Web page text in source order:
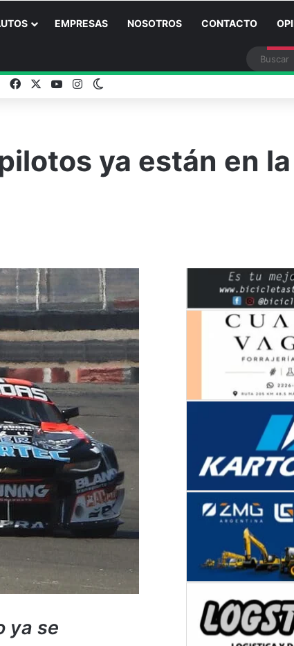
EMPRESAS NOSOTROS CONTACTO
FacebookYouTubeInstagramSwitch skin
ya están en
ya se